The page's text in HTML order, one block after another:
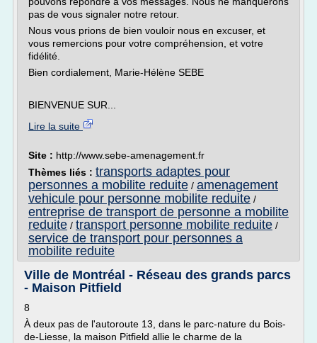
pas de vous signaler notre retour.
Nous vous prions de bien vouloir nous en excuser, et
vous remercions pour votre compréhension, et votre
fidélité.
Bien cordialement, Marie-Hélène SEBE
BIENVENUE SUR...
Lire la suite
Site : http://www.sebe-amenagement.fr
Thèmes liés : transports adaptes pour
personnes a mobilite reduite / amenagement
vehicule pour personne mobilite reduite /
entreprise de transport de personne a mobilite
reduite / transport personne mobilite reduite /
service de transport pour personnes a
mobilite reduite
Ville de Montréal - Réseau des grands parcs
- Maison Pitfield
8
À deux pas de l'autoroute 13, dans le parc-nature du Bois-
de-Liesse, la maison Pitfield allie le charme de la